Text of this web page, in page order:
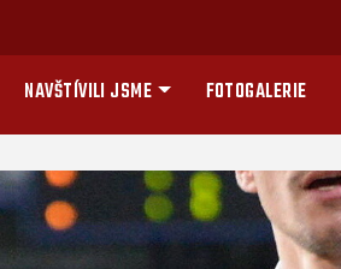
NAVŠTÍVILI JSME FOTOGALERIE